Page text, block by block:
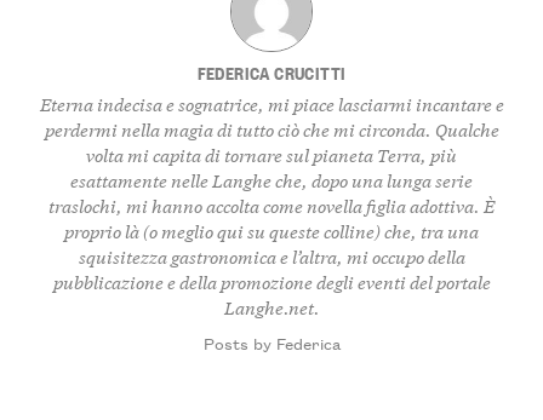
FEDERICA CRUCITTI
Eterna indecisa e sognatrice, mi piace lasciarmi incantare e
perdermi nella magia di tutto ciò che mi circonda. Qualche
volta mi capita di tornare sul pianeta Terra, più
esattamente nelle Langhe che, dopo una lunga serie
traslochi, mi hanno accolta come novella figlia adottiva. È
proprio là (o meglio qui su queste colline) che, tra una
squisitezza gastronomica e l’altra, mi occupo della
pubblicazione e della promozione degli eventi del portale
Langhe.net.
Posts by Federica